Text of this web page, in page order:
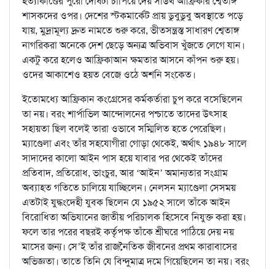
শাসকদের ওপর। দেশের স্টকমার্কেট প্রায় ডুবুডুবু অবস্থাতে পড়ে
যায়, মুদ্রামূল্য দ্রুত নামতে শুরু করে, ভীতসন্ত্রস্ত সাধারণ শ্বেতাঙ্গ
নাগরিকরা অনেকে দেশ ছেড়ে অন্যত্র অভিবাস খুঁজতে লেগে যান।
একটু করে হলেও আফ্রিকাআন ক্ষমতার আসনে কাঁপন শুরু হয়।
ওদের আকাশেও হয়ত বেজে ওঠে অশনি সংকেত।
ইতোমধ্যে আফ্রিকান কংগ্রেসের কর্মকর্তারা চুপ করে বসেছিলেন
তা নয়। বরং শার্পাভিল আন্দোলনের পশ্চাতে তাদের উৎসাহ
সহায়তা ছিল বলেই তারা ওভাবে সম্মিলিত হতে পেরেছিল।
ম্যাণ্ডেলা এবং তাঁর সহযোগীরা গোড়া থেকেই, অর্থাৎ ১৯৪৮ সালে
সাদাদের কালো আইন পাস হয়ে যাবার পর থেকেই তাঁদের
প্রতিবাদ, প্রতিরোধ, ভাংচুর, আর ‘আইন’ অমান্যতার সংগ্রাম
অব্যাহত গতিতে চালিয়ে যাচ্ছিলেন। নেলসন ম্যাণ্ডেলা সেসময়
এতটাই যুদ্ধংদেহী যুবক ছিলেন যে ১৯৫২ সালে তাঁকে আইন
বিরোধিতা অভিযানের জাতীয় পরিচালক হিসেবে নিযুক্ত করা হয়।
ফলে তার পরের বছরই কর্তৃপক্ষ তাঁকে শ্রীঘরে পাঠিয়ে দেয় নয়
মাসের জন্য। সে’ই তাঁর রাজনৈতিক জীবনের প্রথম কারাবাসের
অভিজ্ঞতা। তাতে তিনি যে বিন্দুমাত্র দমে গিয়েছিলেন তা নয়। বরং